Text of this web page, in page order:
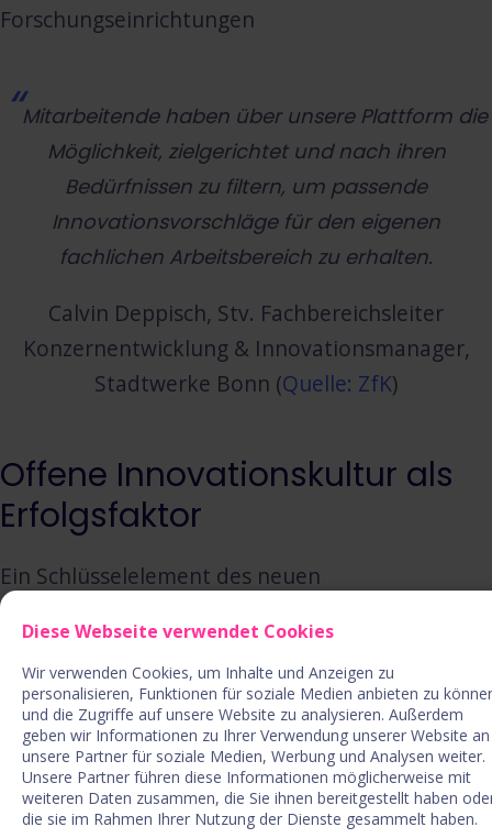
Diese Webseite verwendet Cookies
Wir verwenden Cookies, um Inhalte und Anzeigen zu
personalisieren, Funktionen für soziale Medien anbieten zu
und die Zugriffe auf unsere Website zu analysieren. Außerdem
geben wir Informationen zu Ihrer Verwendung unserer Website an
unsere Partner für soziale Medien, Werbung und Analysen weiter.
Unsere Partner führen diese Informationen möglicherweise mit
weiteren Daten zusammen, die Sie ihnen bereitgestellt haben
die sie im Rahmen Ihrer Nutzung der Dienste gesammelt haben.
Forschungseinrichtungen
Mitarbeitende haben über unsere Plattform die
Möglichkeit, zielgerichtet und nach ihren
Bedürfnissen zu filtern, um passende
Innovationsvorschläge für den eigenen
fachlichen Arbeitsbereich zu erhalten.
Calvin Deppisch, Stv. Fachbereichsleiter
Konzernentwicklung & Innovationsmanager,
Stadtwerke Bonn (Quelle: ZfK)
Offene Innovationskultur als
Erfolgsfaktor
Ein Schlüsselelement des neuen
Innovationsansatzes liegt in der Förderung einer
offenen Innovationskultur. Die Belegschaft der
Stadtwerke Bonn wird aktiv in den
Innovationsprozess eingebunden. Durch
Kooperationen mit Start-ups,
Forschungseinrichtungen und anderen
Organisationen entsteht ein Netzwerk, das den